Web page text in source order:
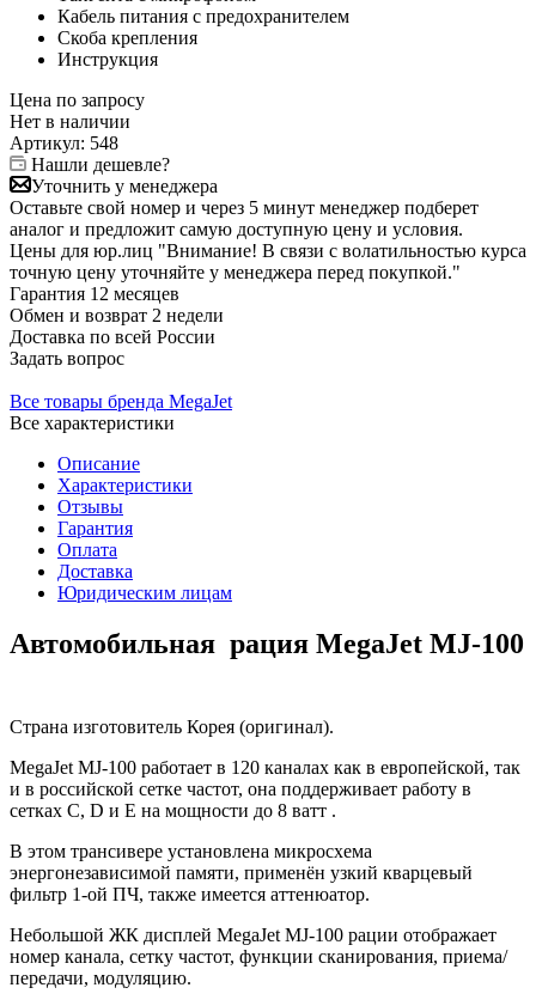
Кабель питания с предохранителем
Cкоба крепления
Инструкция
Цена по запросу
Нет в наличии
Артикул: 548
Нашли дешевле?
Уточнить у менеджера
Оставьте свой номер и через 5 минут менеджер подберет
аналог и предложит самую доступную цену и условия.
Цены для юр.лиц "Внимание! В связи с волатильностью курса
точную цену уточняйте у менеджера перед покупкой."
Гарантия 12 месяцев
Обмен и возврат 2 недели
Доставка по всей России
Задать вопрос
Все товары бренда MegaJet
Все характеристики
Описание
Характеристики
Отзывы
Гарантия
Оплата
Доставка
Юридическим лицам
Автомобильная рация MegaJet MJ-100
Страна изготовитель Корея (оригинал).
MegaJet MJ-100 работает в 120 каналах как в европейской, так
и в российской сетке частот, она поддерживает работу в
сетках C, D и E на мощности до 8 ватт .
В этом трансивере установлена микросхема
энергонезависимой памяти, применён узкий кварцевый
фильтр 1-ой ПЧ, также имеется аттенюатор.
Небольшой ЖК дисплей MegaJet MJ-100 рации отображает
номер канала, сетку частот, функции сканирования, приема/
передачи, модуляцию.